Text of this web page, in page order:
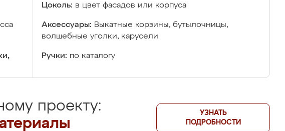
Цоколь: в цвет фасадов или корпуса
Аксессуары: Выкатные корзины, бутылочницы,
волшебные уголки, карусели
Ручки: по каталогу
проекту:
УЗНАТЬ
ПОДРОБНОСТИ